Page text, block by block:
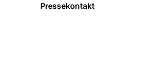
Pressekontakt